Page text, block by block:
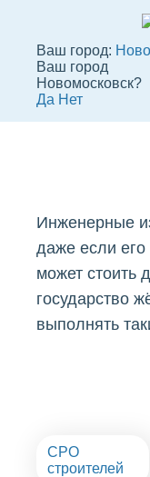
Ваш город:
Ваш город
Новомосковск?
Да Нет
СРО
Инженерные
даже если его
может стоить
государство
выполнять
СРО
строителей